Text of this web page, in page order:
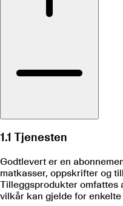
1.1 Tjenesten
Godtlevert er en
matkasser, oppskrifter og
Tilleggsprodukter
vilkår kan gjelde for